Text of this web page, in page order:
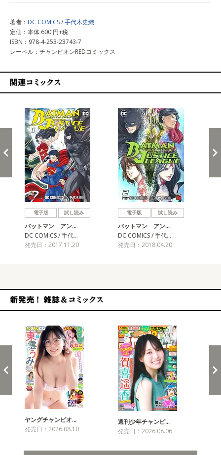
著者： DC COMICS/手代木史織
定価：本体 600 円+税
ISBN：978-4-253-23743-7
レーベル：チャンピオンREDコミックス
電子版 試し読み
バットマン アン…
DC COMICS / 手代…
発売日：2017.11.20
電子版 試し読み
バットマン アン…
DC COMICS / 手代…
発売日：2018.04.20
ヤングチャンピオ…
発売日：2026.08.10
週刊少年チャンピ…
発売日：2026.08.06